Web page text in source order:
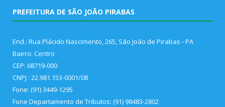
PREFEITURA DE SÃO JOÃO PIRABAS
End.: Rua Plácido Nascimento, 265, São João de Pirabas - PA
Bairro: Centro
CEP: 68719-000
CNPJ : 22.981.153-0001/08
Fone: (91) 3449-1295
Fone Departamento de Tributos: (91) 98483-2802